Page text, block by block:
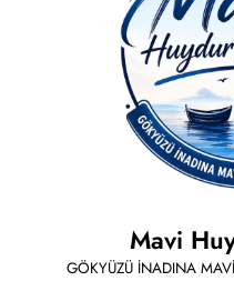
Mavi
GÖKYÜZÜ İNADINA